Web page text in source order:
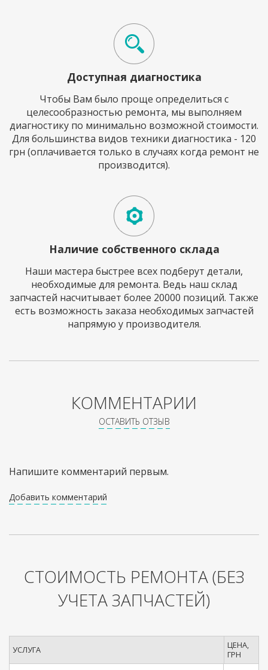
Доступная диагностика
Чтобы Вам было проще определиться с
целесообразностью ремонта, мы выполняем
диагностику по минимально возможной стоимости.
Для большинства видов техники диагностика - 120
грн (оплачивается только в случаях когда ремонт не
производится).
Наличие собственного склада
Наши мастера быстрее всех подберут детали,
необходимые для ремонта. Ведь наш склад
запчастей насчитывает более 20000 позиций. Также
есть возможность заказа необходимых запчастей
напрямую у производителя.
КОММЕНТАРИИ
ОСТАВИТЬ ОТЗЫВ
Напишите комментарий первым.
Добавить комментарий
СТОИМОСТЬ РЕМОНТА(БЕЗ
УЧЕТА ЗАПЧАСТЕЙ)
УСЛУГА
ЦЕНА,
ГРН